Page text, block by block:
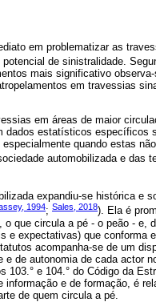
em problematizar as
potencial de sinistralidade.
mais significativo
em travessias
em áreas de maior
dados estatísticos específicos
quando estas
automobilizada e das
expandiu-se histórica e
1994; Sales, 2018). Ela é
o que circula a pé - o peão - e,
e expectativas) que conforma
acompanha-se de um
e de autonomia de cada actor
103.° e 104.° do Código da
informação e de formação, é
de quem circula a pé.